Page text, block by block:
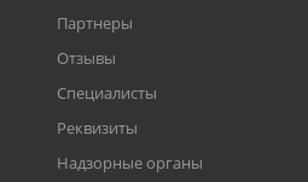
Партнеры
Отзывы
Специалисты
Реквизиты
Надзорные органы